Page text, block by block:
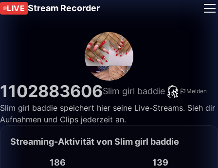
LIVE Stream Recorder
1102883606Slim girl baddie Melden
Slim girl baddie speichert hier seine Live-Streams. Sieh dir
Aufnahmen und Clips jederzeit an.
Streaming-Aktivität von Slim girl baddie
186 139